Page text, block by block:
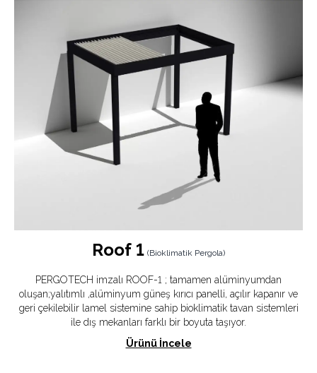
Roof 1 (Bioklimatik Pergola)
PERGOTECH imzalı ROOF-1 ; tamamen alüminyumdan
oluşan;yalıtımlı ,alüminyum güneş kırıcı panelli, açılır kapanır ve
geri çekilebilir lamel sistemine sahip bioklimatik tavan sistemleri
ile dış mekanları farklı bir boyuta taşıyor.
Ürünü İncele